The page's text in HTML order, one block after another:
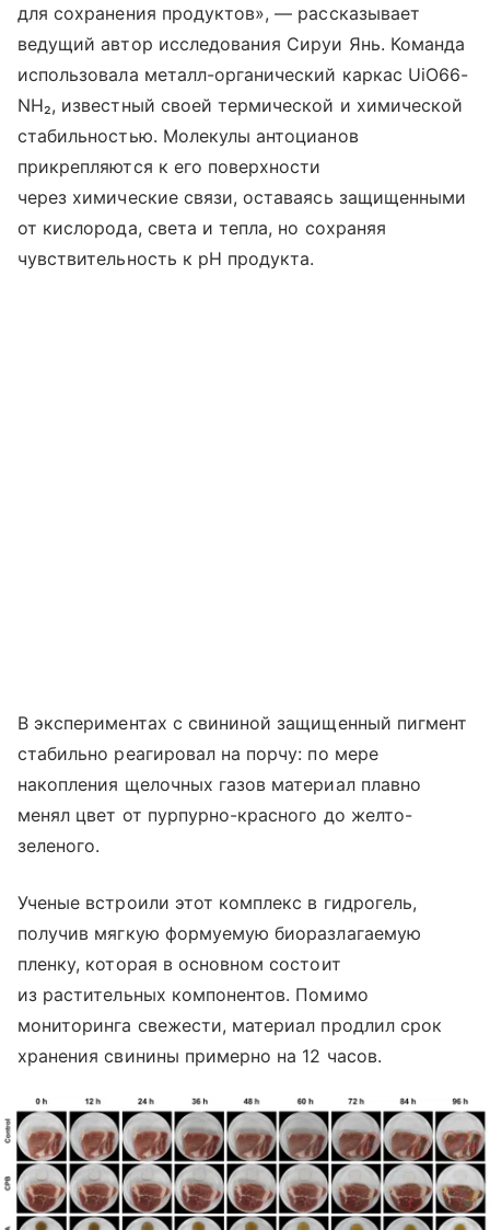
для сохранения продуктов», — рассказывает
ведущий автор исследования Сируи Янь. Команда
использовала металл-органический каркас UiO66-
NH₂, известный своей термической и химической
стабильностью. Молекулы антоцианов
прикрепляются к его поверхности
через химические связи, оставаясь защищенными
от кислорода, света и тепла, но сохраняя
чувствительность к pH продукта.
В экспериментах с свининой защищенный пигмент
стабильно реагировал на порчу: по мере
накопления щелочных газов материал плавно
менял цвет от пурпурно-красного до желто-
зеленого.
Ученые встроили этот комплекс в гидрогель,
получив мягкую формуемую биоразлагаемую
пленку, которая в основном состоит
из растительных компонентов. Помимо
мониторинга свежести, материал продлил срок
хранения свинины примерно на 12 часов.